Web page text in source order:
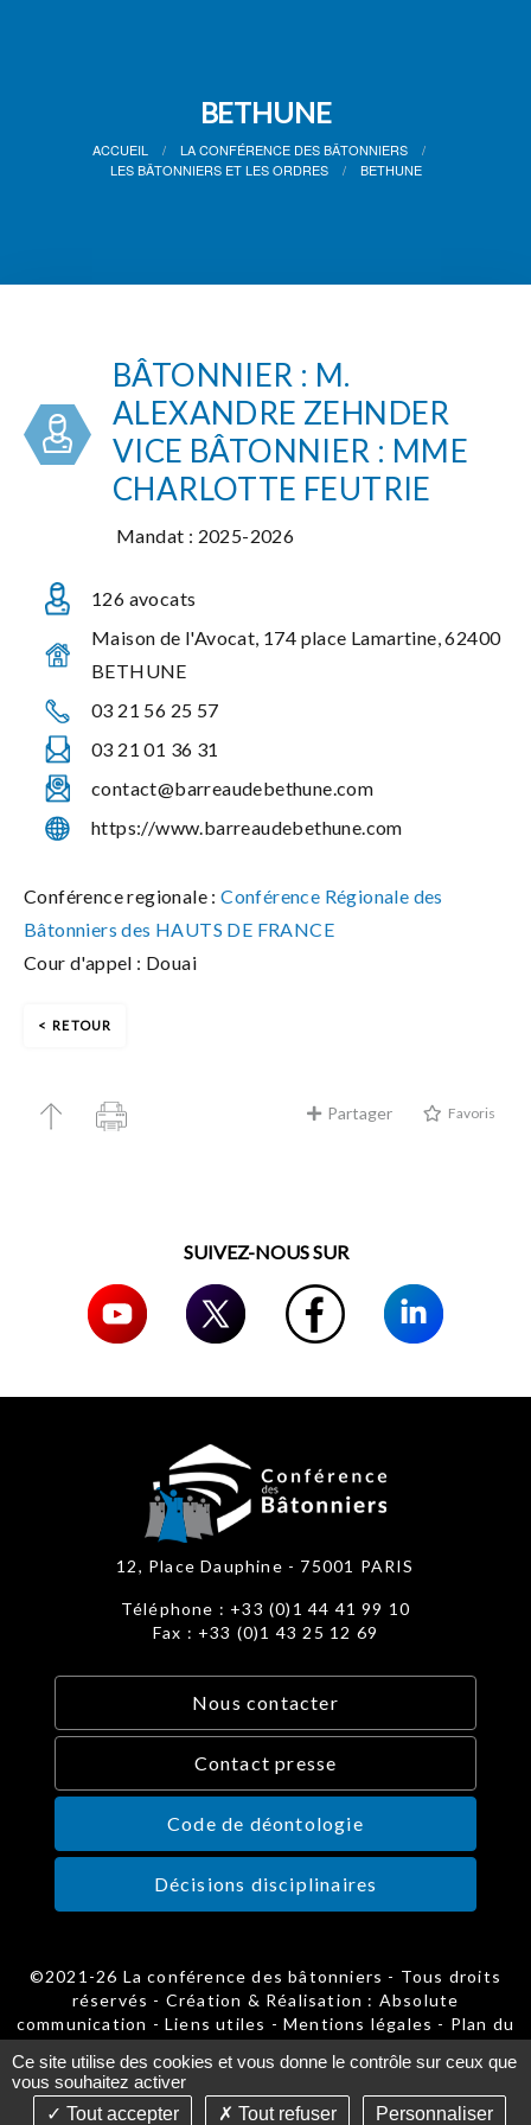
BETHUNE
ACCUEIL
LA CONFÉRENCE DES BÂTONNIERS
LES BÂTONNIERS ET LES ORDRES
BETHUNE
BÂTONNIER : M.
ALEXANDRE ZEHNDER
VICE BÂTONNIER : MME
CHARLOTTE FEUTRIE
Mandat : 2025-2026
126 avocats
Maison de l'Avocat, 174 place Lamartine, 62400
BETHUNE
03 21 56 25 57
03 21 01 36 31
contact@barreaudebethune.com
https://www.barreaudebethune.com
Conférence regionale : Conférence Régionale des
Bâtonniers des HAUTS DE FRANCE
Cour d'appel : Douai
RETOUR
Partager Favoris
SUIVEZ-NOUS SUR
12, Place Dauphine - 75001 PARIS
Téléphone : +33 (0)1 44 41 99 10
Fax : +33 (0)1 43 25 12 69
Nous contacter
Contact presse
Code de déontologie
Décisions disciplinaires
©2021-26 La conférence des bâtonniers - Tous droits
réservés - Création & Réalisation : Absolute
communication - Liens utiles - Mentions légales - Plan du
Ce site utilise des cookies et vous donne le contrôle sur ceux que
vous souhaitez activer
Tout accepter
Tout refuser Personnaliser